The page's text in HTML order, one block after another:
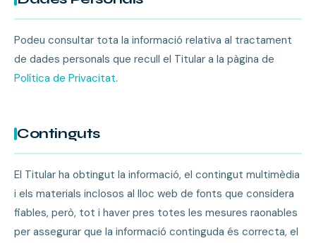
Podeu consultar tota la informació relativa al tractament
de dades personals que recull el Titular a la pàgina de
Política de Privacitat.
Continguts
El Titular ha obtingut la informació, el contingut multimèdia
i els materials inclosos al lloc web de fonts que considera
fiables, però, tot i haver pres totes les mesures raonables
per assegurar que la informació continguda és correcta, el